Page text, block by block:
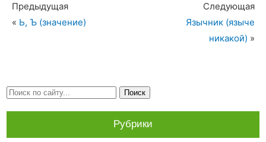
Предыдущая
« Ь, Ъ (значение)
Следующая
Язычник (языче
никакой) »
Рубрики